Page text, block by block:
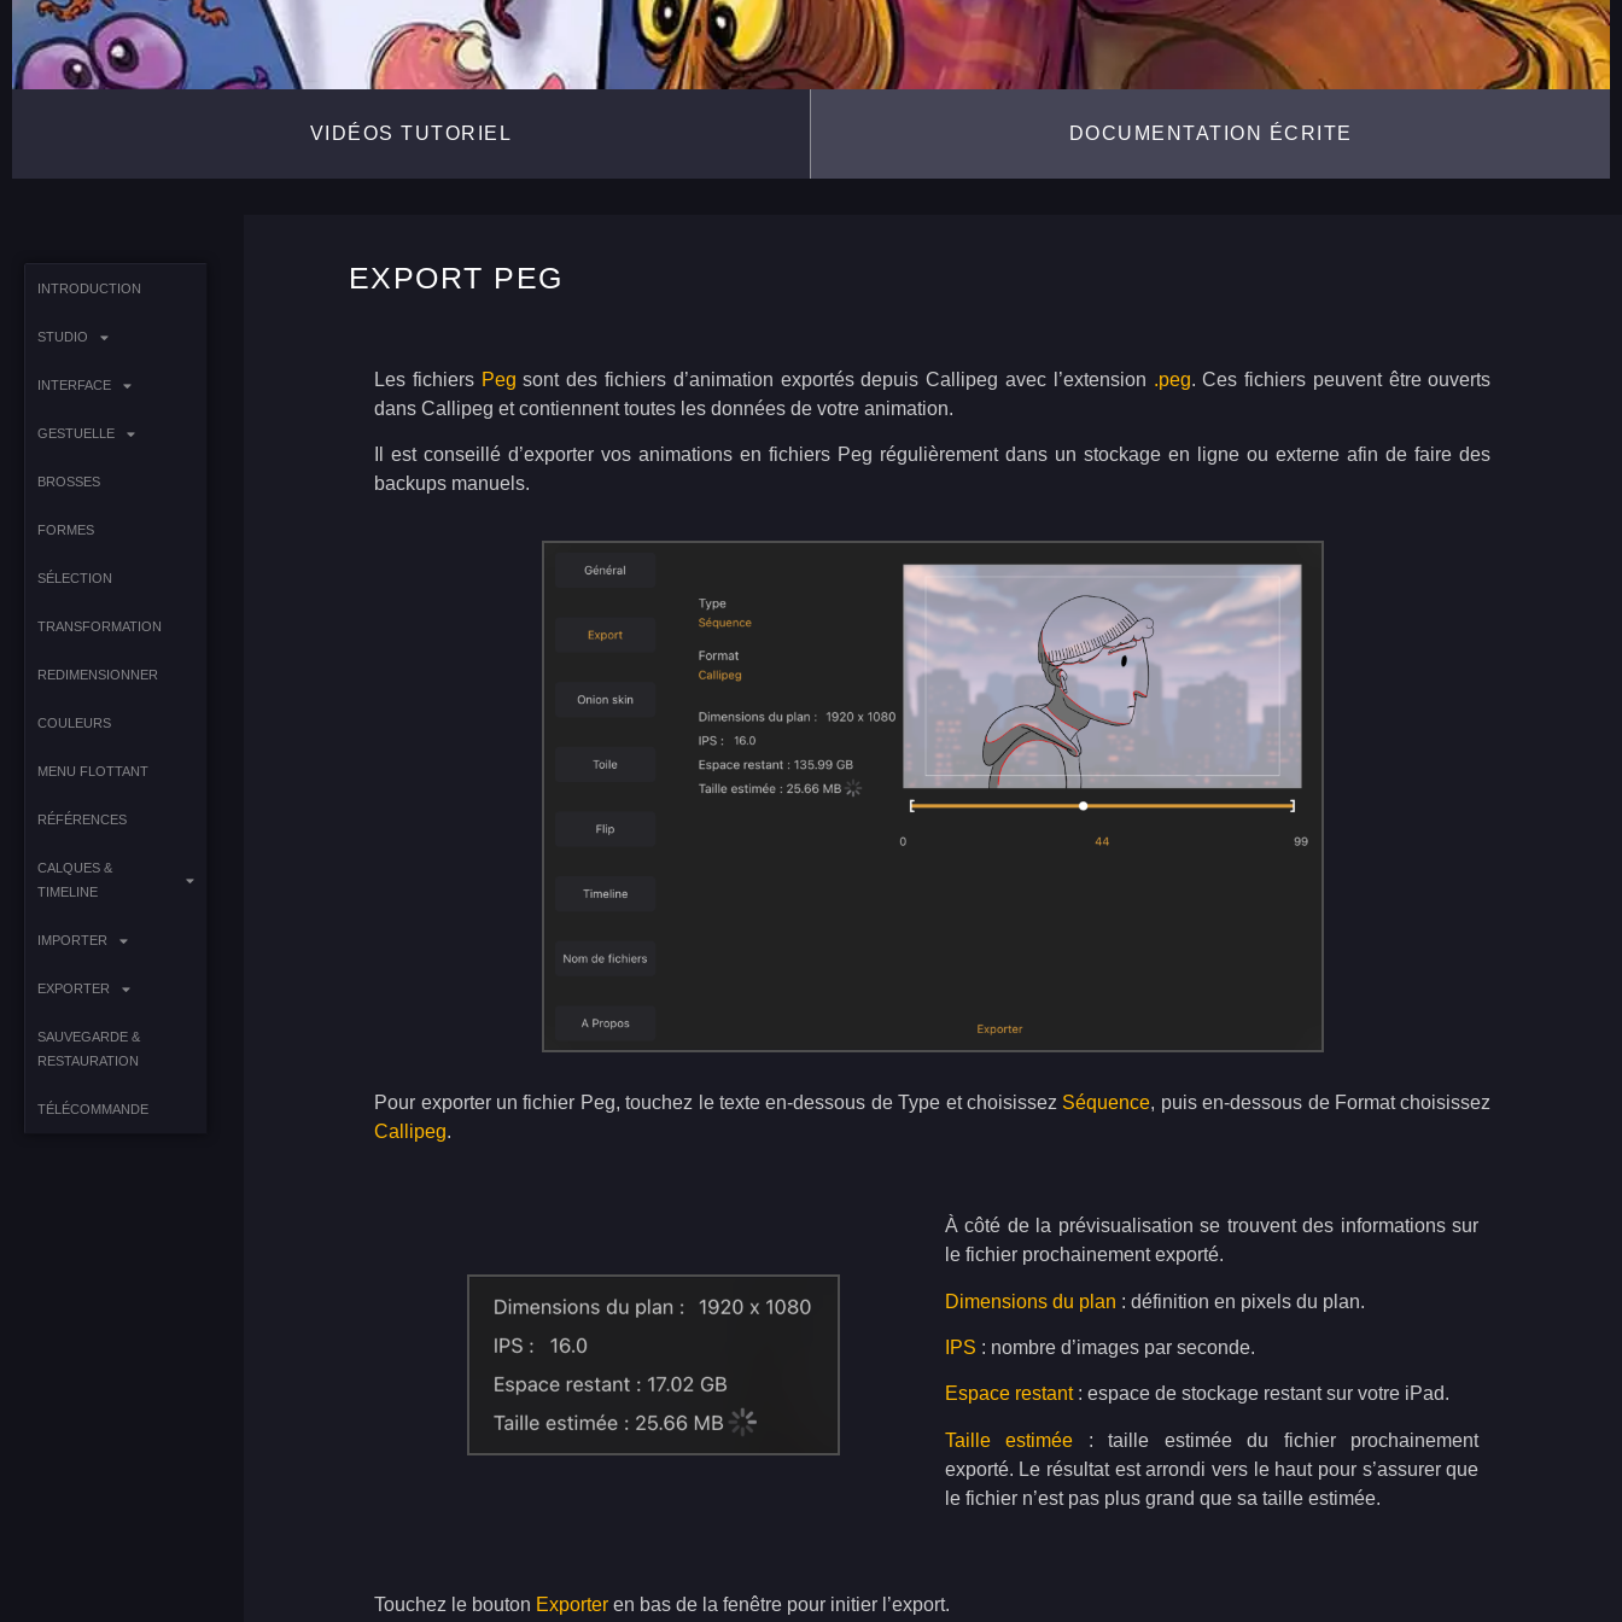
VIDÉOS TUTORIEL DOCUMENTATION ÉCRITE
INTRODUCTION
STUDIO
INTERFACE
GESTUELLE
BROSSES
FORMES
SÉLECTION
TRANSFORMATION
REDIMENSIONNER
COULEURS
MENU FLOTTANT
RÉFÉRENCES
CALQUES &
TIMELINE
IMPORTER
EXPORTER
SAUVEGARDE &
RESTAURATION
TÉLÉCOMMANDE
EXPORT PEG
Les fichiers Peg sont des fichiers d’animation exportés depuis Callipeg avec l’extension .peg. Ces fichiers peuvent être ouverts
dans Callipeg et contiennent toutes les données de votre animation.
Il est conseillé d’exporter vos animations en fichiers Peg régulièrement dans un stockage en ligne ou externe afin de faire des
backups manuels.
Pour exporter un fichier Peg, touchez le texte en-dessous de Type et choisissez Séquence, puis en-dessous de Format choisissez
Callipeg.
À côté de la prévisualisation se trouvent des informations sur
le fichier prochainement exporté.
Dimensions du plan : définition en pixels du plan.
IPS : nombre d’images par seconde.
Espace restant: espace de stockage restant sur votre iPad.
Taille estimée : taille estimée du fichier prochainement
exporté. Le résultat est arrondi vers le haut pour s’assurer que
le fichier n’est pas plus grand que sa taille estimée.
Touchez le bouton Exporter en bas de la fenêtre pour initier l’export.